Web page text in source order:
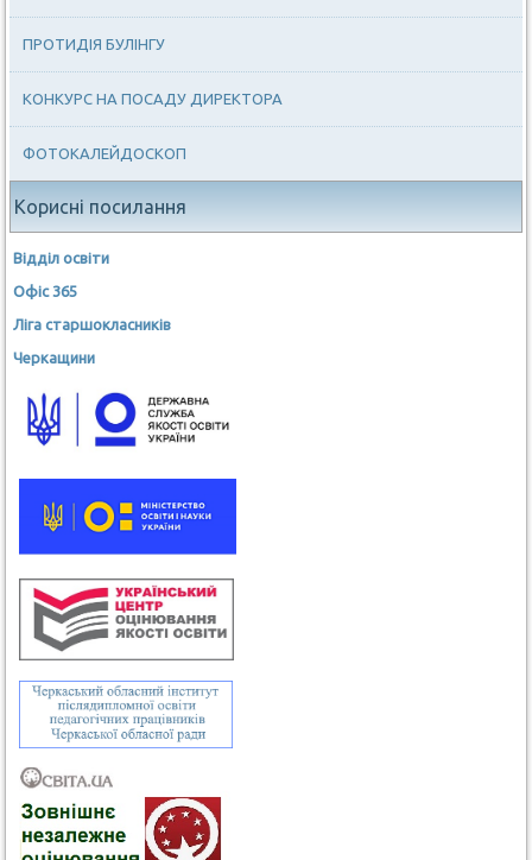
ПРОТИДІЯ БУЛІНГУ
КОНКУРС НА ПОСАДУ ДИРЕКТОРА
ФОТОКАЛЕЙДОСКОП
Корисні посилання
Відділ освіти
Офіс 365
Ліга старшокласників
Черкащини